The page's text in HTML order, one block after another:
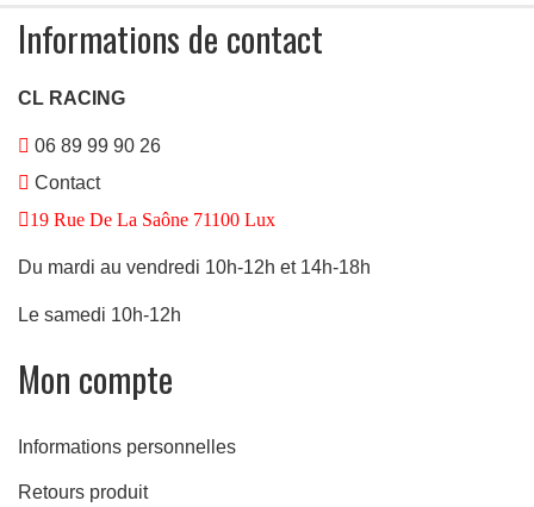
Informations de contact
CL RACING
06 89 99 90 26
Contact
19 Rue De La Saône 71100 Lux
Du mardi au vendredi 10h-12h et 14h-18h
Le samedi 10h-12h
Mon compte
Informations personnelles
Retours produit